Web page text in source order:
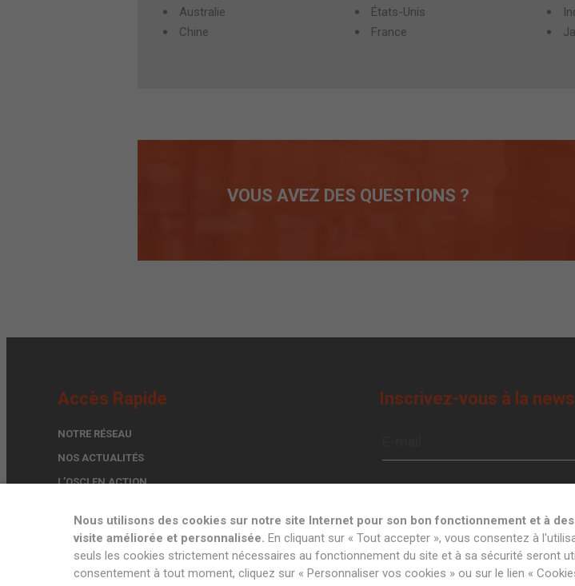
Australie
Chine
États-Unis
France
VOUS AVEZ DES QUESTIONS ?
Accès Rapide
NOTRE RÉSEAU
NOS ACTUALITÉS
L’OSCI EN ACTION
Inscrivez-vous à la
Nous utilisons des cookies sur notre site Internet pour son bon fonctionnement et à
visite améliorée et personnalisée. En cliquant sur « Tout accepter », vous consentez à
seuls les cookies strictement nécessaires au fonctionnement du site et à sa sécurité seront
consentement à tout moment, cliquez sur « Personnaliser vos cookies » ou sur le lien «